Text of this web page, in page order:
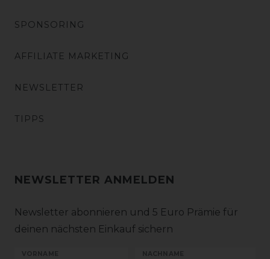
SPONSORING
AFFILIATE MARKETING
NEWSLETTER
TIPPS
NEWSLETTER ANMELDEN
Newsletter abonnieren und 5 Euro Prämie für
deinen nächsten Einkauf sichern
VORNAME NACHNAME